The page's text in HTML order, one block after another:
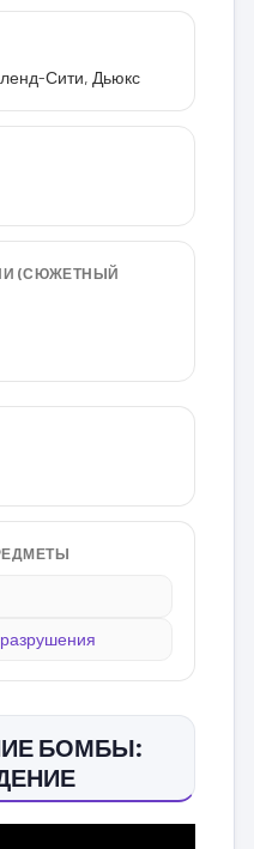
Сити, Дьюкс
(СЮЖЕТНЫЙ
БОМБЫ: